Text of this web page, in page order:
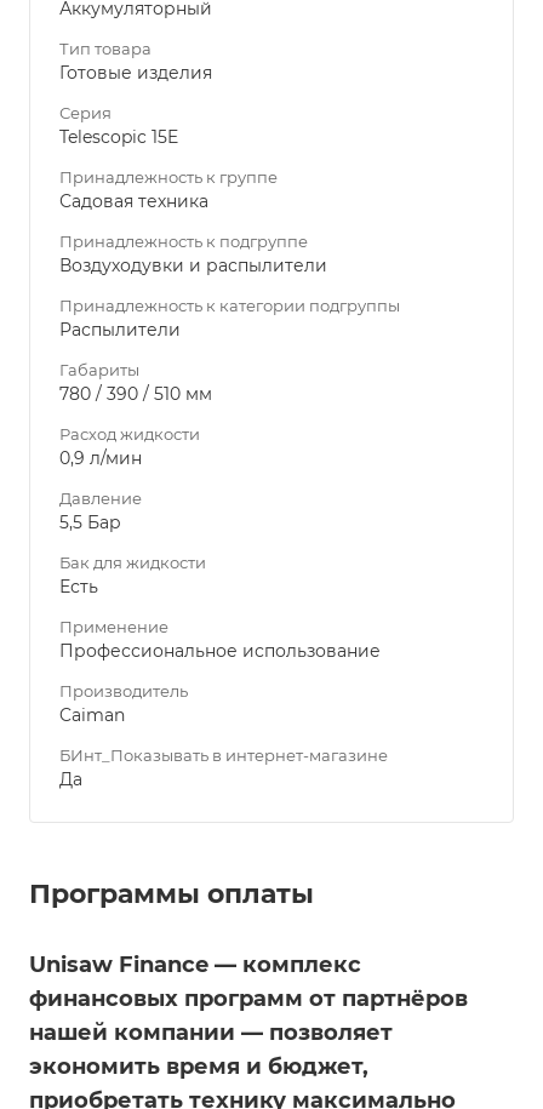
Аккумуляторный
Тип товара
Готовые изделия
Серия
Telescopic 15E
Принадлежность к группе
Садовая техника
Принадлежность к подгруппе
Воздуходувки и распылители
Принадлежность к категории подгруппы
Распылители
Габариты
780 / 390 / 510 мм
Расход жидкости
0,9 л/мин
Давление
5,5 Бар
Бак для жидкости
Есть
Применение
Профессиональное использование
Производитель
Caiman
БИнт_Показывать в интернет-магазине
Да
Программы оплаты
Unisaw Finance — комплекс
финансовых программ от партнёров
нашей компании — позволяет
экономить время и бюджет,
приобретать технику максимально